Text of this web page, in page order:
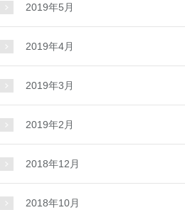
2019年5月
2019年4月
2019年3月
2019年2月
2018年12月
2018年10月